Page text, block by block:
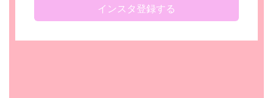
インスタ登録する